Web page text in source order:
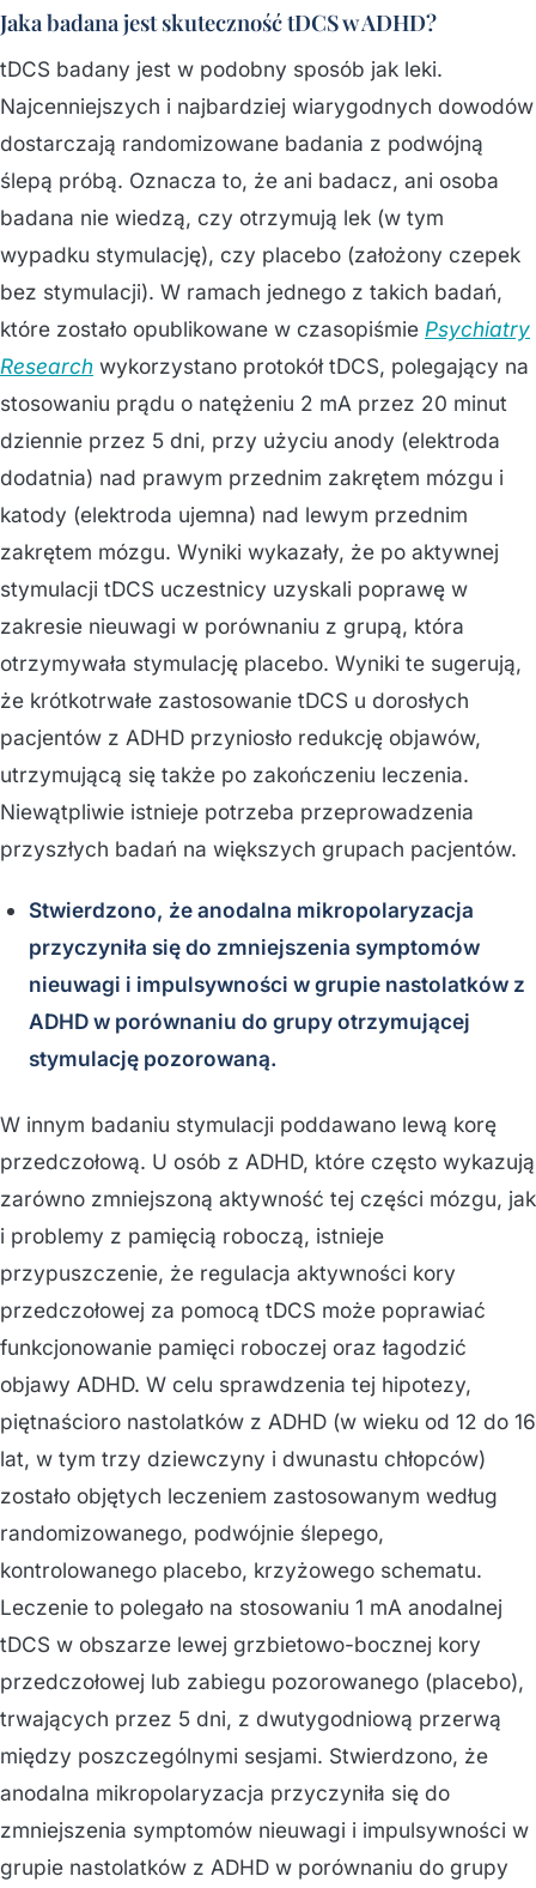
Jaka badana jest skuteczność tDCS w ADHD?
tDCS badany jest w podobny sposób jak leki.
Najcenniejszych i najbardziej wiarygodnych dowodów
dostarczają randomizowane badania z podwójną
ślepą próbą. Oznacza to, że ani badacz, ani osoba
badana nie wiedzą, czy otrzymują lek (w tym
wypadku stymulację), czy placebo (założony czepek
bez stymulacji). W ramach jednego z takich badań,
które zostało opublikowane w czasopiśmie Psychiatry
Research wykorzystano protokół tDCS, polegający na
stosowaniu prądu o natężeniu 2 mA przez 20 minut
dziennie przez 5 dni, przy użyciu anody (elektroda
dodatnia) nad prawym przednim zakrętem mózgu i
katody (elektroda ujemna) nad lewym przednim
zakrętem mózgu. Wyniki wykazały, że po aktywnej
stymulacji tDCS uczestnicy uzyskali poprawę w
zakresie nieuwagi w porównaniu z grupą, która
otrzymywała stymulację placebo. Wyniki te sugerują,
że krótkotrwałe zastosowanie tDCS u dorosłych
pacjentów z ADHD przyniosło redukcję objawów,
utrzymującą się także po zakończeniu leczenia.
Niewątpliwie istnieje potrzeba przeprowadzenia
przyszłych badań na większych grupach pacjentów.
Stwierdzono, że anodalna mikropolaryzacja
przyczyniła się do zmniejszenia symptomów
nieuwagi i impulsywności w grupie nastolatków z
ADHD w porównaniu do grupy otrzymującej
stymulację pozorowaną.
W innym badaniu stymulacji poddawano lewą korę
przedczołową. U osób z ADHD, które często wykazują
zarówno zmniejszoną aktywność tej części mózgu, jak
i problemy z pamięcią roboczą, istnieje
przypuszczenie, że regulacja aktywności kory
przedczołowej za pomocą tDCS może poprawiać
funkcjonowanie pamięci roboczej oraz łagodzić
objawy ADHD. W celu sprawdzenia tej hipotezy,
piętnaścioro nastolatków z ADHD (w wieku od 12 do 16
lat, w tym trzy dziewczyny i dwunastu chłopców)
zostało objętych leczeniem zastosowanym według
randomizowanego, podwójnie ślepego,
kontrolowanego placebo, krzyżowego schematu.
Leczenie to polegało na stosowaniu 1 mA anodalnej
tDCS w obszarze lewej grzbietowo-bocznej kory
przedczołowej lub zabiegu pozorowanego (placebo),
trwających przez 5 dni, z dwutygodniową przerwą
między poszczególnymi sesjami. Stwierdzono, że
anodalna mikropolaryzacja przyczyniła się do
zmniejszenia symptomów nieuwagi i impulsywności w
grupie nastolatków z ADHD w porównaniu do grupy